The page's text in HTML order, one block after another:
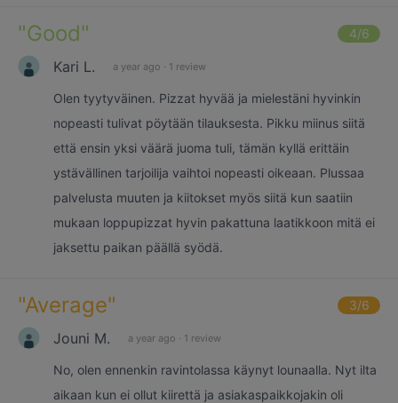
"Good" 4/6
Kari L. a year ago · 1 review
Olen tyytyväinen. Pizzat hyvää ja mielestäni hyvinkin
nopeasti tulivat pöytään tilauksesta. Pikku miinus siitä
että ensin yksi väärä juoma tuli, tämän kyllä erittäin
ystävällinen tarjoilija vaihtoi nopeasti oikeaan. Plussaa
palvelusta muuten ja kiitokset myös siitä kun saatiin
mukaan loppupizzat hyvin pakattuna laatikkoon mitä ei
jaksettu paikan päällä syödä.
"Average" 3/6
Jouni M. a year ago · 1 review
No, olen ennenkin ravintolassa käynyt lounaalla. Nyt ilta
aikaan kun ei ollut kiirettä ja asiakaspaikkojakin oli